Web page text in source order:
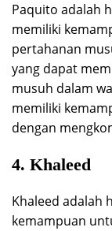
Paquito adalah
memiliki
pertahanan
yang dapat
musuh dalam
memiliki
dengan
4. Khaleed
Khaleed adalah
kemampuan